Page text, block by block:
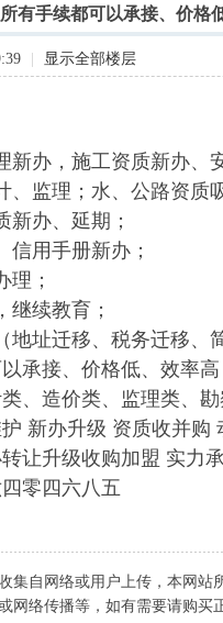
›
有手续都可以承接、价格
显示全部楼层
新办，施工资质新办、
、监理；水、公路资质
新办、延期；
信用手册新办；
理；
继续教育；
地址迁移、税务迁移、
承接、价格低、效率高
、造价类、监理类、
新办升级 资质收并购
让升级收购加盟 实力
零四六八五
集自网络或用户上传，本网
网络传播等，如有需要请购买